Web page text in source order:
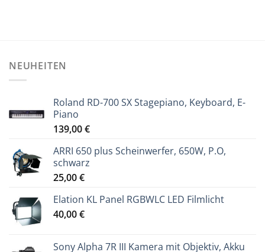
NEUHEITEN
Roland RD-700 SX Stagepiano, Keyboard, E-
Piano
139,00€
ARRI 650 plus Scheinwerfer, 650W, P.O,
schwarz
25,00€
Elation KL Panel RGBWLC LED Filmlicht
40,00€
Sony Alpha 7R III Kamera mit Objektiv, Akku